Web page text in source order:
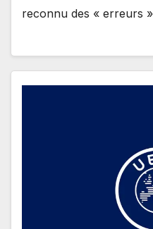
reconnu des « erreurs